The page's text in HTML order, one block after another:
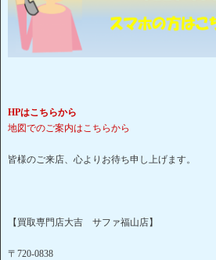
HPはこちらから
地図でのご案内はこちらから
皆様のご来店、心よりお待ち申し上げます。
【買取専門店大吉 サファ福山店】
〒720-0838